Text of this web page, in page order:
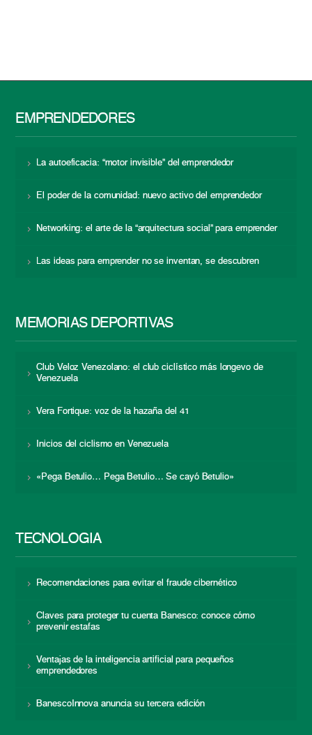
EMPRENDEDORES
La autoeficacia: “motor invisible” del emprendedor
El poder de la comunidad: nuevo activo del emprendedor
Networking: el arte de la “arquitectura social” para emprender
Las ideas para emprender no se inventan, se descubren
MEMORIAS DEPORTIVAS
Club Veloz Venezolano: el club ciclístico más longevo de
Venezuela
Vera Fortique: voz de la hazaña del 41
Inicios del ciclismo en Venezuela
«Pega Betulio… Pega Betulio… Se cayó Betulio»
TECNOLOGÍA
Recomendaciones para evitar el fraude cibernético
Claves para proteger tu cuenta Banesco: conoce cómo
prevenir estafas
Ventajas de la inteligencia artificial para pequeños
emprendedores
BanescoInnova anuncia su tercera edición